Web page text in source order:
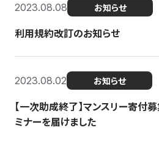
2023.08.08 お知らせ
利用規約改訂のお知らせ
2023.08.02 お知らせ
【一次助成終了】マンスリー寄付
ミナーを届けました